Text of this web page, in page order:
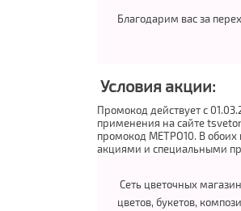
Благодарим вас за
Условия акции:
Промокод действует с
применения на сайте
промокод МЕТРО10. В обоих
акциями и специальными
Сеть цветочных
цветов, букетов,